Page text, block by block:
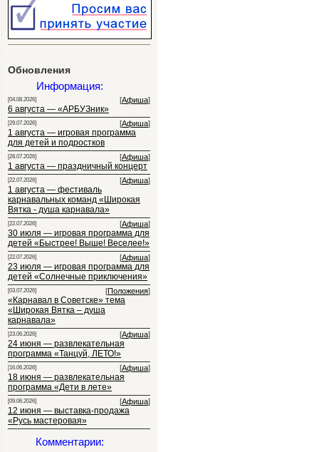
Обновления
Информация:
[04.08.2026] [Афиша]
6 августа — «АРБУЗник»
[29.07.2026] [Афиша]
1 августа — игровая программа
для детей и подростков
[28.07.2026] [Афиша]
1 августа — праздничный концерт
[22.07.2026] [Афиша]
1 августа — фестиваль
карнавальных команд «Широкая
Вятка - душа карнавала»
[22.07.2026] [Афиша]
30 июля — игровая программа для
детей «Быстрее! Выше! Веселее!»
[22.07.2026] [Афиша]
23 июля — игровая программа для
детей «Солнечные приключения»
[03.07.2026] [Положения]
«Карнавал в Советске» тема
«Широкая Вятка – душа
карнавала»
[23.06.2026] [Афиша]
24 июня — развлекательная
программа «Танцуй, ЛЕТО!»
[16.06.2026] [Афиша]
18 июня — развлекательная
программа «Дети в лете»
[09.06.2026] [Афиша]
12 июня — выставка-продажа
«Русь мастеровая»
Комментарии: